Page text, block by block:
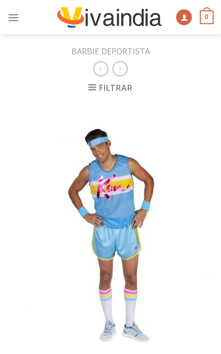
0
BARBIE DEPORTISTA
FILTRAR